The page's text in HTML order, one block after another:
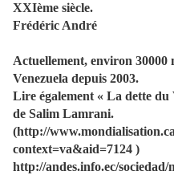
XXIème siècle.
Frédéric André
Actuellement, environ 30000
Venezuela depuis 2003.
Lire également « La dette du
de Salim Lamrani.
(http://
context=va&aid=7124 )
http://andes.info.ec/sociedad/